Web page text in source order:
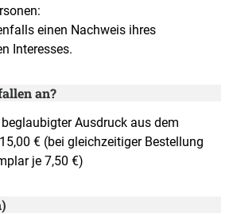
einen Nachweis ihres
Interesses.
an?
Ausdruck aus dem
€ (bei gleichzeitiger Bestellung
je 7,50 €)